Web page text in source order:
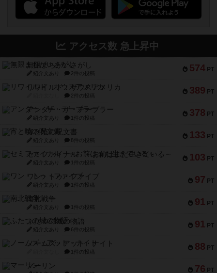
アクセス数 急上昇中
574 PT
無限まちがいさがし
紹介文あり 2件の投稿
389 PT
リワイルド：サウスアメリカ
2件の投稿
378 PT
アンダー・ザ・テーブラー
紹介文あり 1件の投稿
133 PT
宵と暁の呪文書
紹介文あり 8件の投稿
103 PT
セミファイナル ～お前はまだ生きている～
紹介文あり 1件の投稿
97 PT
ワン・トゥ・ファイブ
紹介文あり 1件の投稿
91 PT
南北戦争
紹介文あり 1件の投稿
91 PT
ふたつの城の物語
紹介文あり 6件の投稿
88 PT
ノームズ・アット・ナイト
1件の投稿
76 PT
マーリン